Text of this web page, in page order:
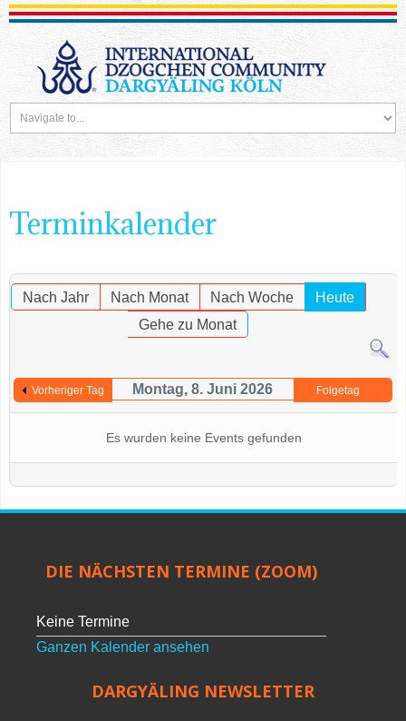
Terminkalender
Nach Jahr Nach Monat Nach Woche
Heute
Gehe zu Monat
Vorheriger Tag Montag, 8. Juni 2026 Folgetag
Es wurden keine Events gefunden
DIE NÄCHSTEN TERMINE (ZOOM)
Keine Termine
Ganzen Kalender ansehen
DARGYÄLING NEWSLETTER